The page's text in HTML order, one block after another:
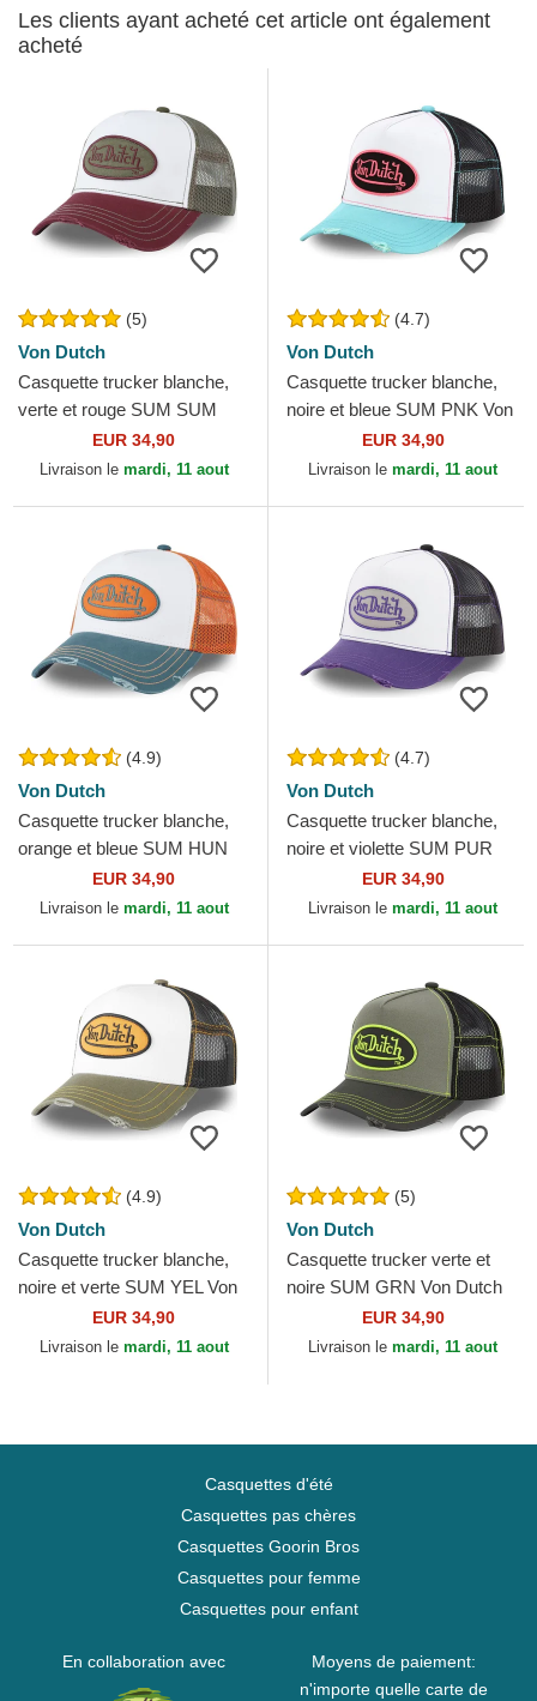
Les clients ayant acheté cet article ont également
acheté
(5)
Von Dutch
Casquette trucker blanche,
verte et rouge SUM SUM
Von DutchEUR 34,90
Livraison le mardi, 11 aout
(4.7)
Von Dutch
Casquette trucker blanche,
noire et bleue SUM PNK Von
EUR 34,90
Livraison le mardi, 11 aout
(4.9)
Von Dutch
Casquette trucker blanche,
orange et bleue SUM HUN
Von DutchEUR 34,90
Livraison le mardi, 11 aout
(4.7)
Von Dutch
Casquette trucker blanche,
noire et violette SUM PUR
Von DutchEUR 34,90
Livraison le mardi, 11 aout
(4.9)
Von Dutch
Casquette trucker blanche,
noire et verte SUM YEL Von
EUR 34,90
Livraison le mardi, 11 aout
(5)
Von Dutch
Casquette trucker verte et
noire SUM GRN Von Dutch
EUR 34,90
Livraison le mardi, 11 aout
Casquettes d'été
Casquettes pas chères
Casquettes Goorin Bros
Casquettes pour femme
Casquettes pour enfant
En collaboration avec
Moyens de paiement:
n'importe quelle carte de